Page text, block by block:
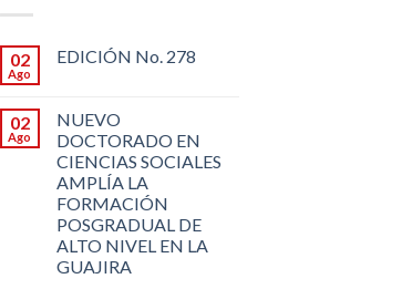
02
Ago
EDICIÓN No. 278
02
Ago
NUEVO
DOCTORADO EN
CIENCIAS SOCIALES
AMPLÍA LA
FORMACIÓN
POSGRADUAL DE
ALTO NIVEL EN LA
GUAJIRA